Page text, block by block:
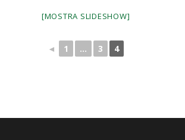
[MOSTRA SLIDESHOW]
◄ 1 ... 3 4